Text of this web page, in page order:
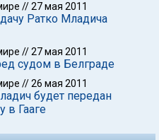
//27 мая 2011
Ратко Младича
//27 мая 2011
судом в Белграде
//26 мая 2011
будет передан
в Гааге